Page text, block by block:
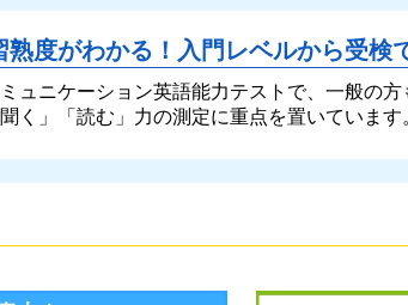
度がわかる！ 入門レベルから受検
ュニケーション英語能力テストで、一般の
く」「読む」力の測定に重点を置いています